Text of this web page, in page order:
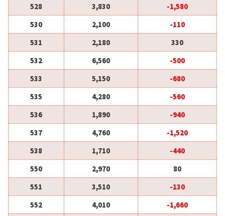
528
3,830
-1,580
530
2,100
-110
531
2,180
330
532
6,560
-500
533
5,150
-680
535
4,280
-560
536
1,890
-940
537
4,760
-1,520
538
1,710
-440
550
2,970
80
551
3,510
-130
552
4,010
-1,660